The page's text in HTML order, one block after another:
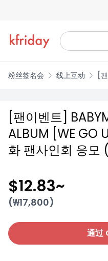
粉丝签名会 线上互动
[
[팬이벤트]
ALBUM [WE GO
화 팬사인회 응모
$12.83~
(₩17,800)
通过